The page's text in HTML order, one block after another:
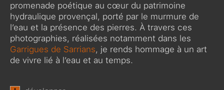
promenade poétique au cœur du patrimoine
hydraulique provençal, porté par le murmure de
l’eau et la présence des pierres. À travers ces
photographies, réalisées notamment dans les
Garrigues de Sarrians, je rends hommage à un art
de vivre lié à l’eau et au temps.